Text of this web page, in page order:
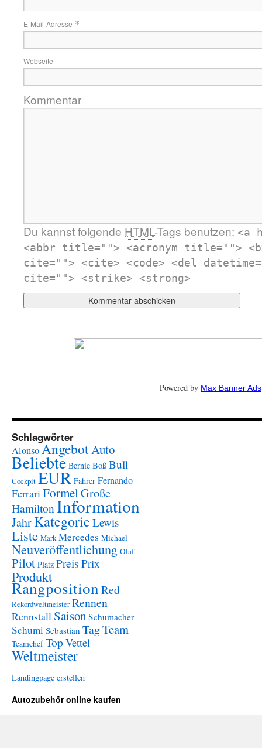
E-Mail-Adresse *
Webseite
Kommentar
Du kannst folgende HTML-Tags benutzen: <a
<abbr title=""> <acronym title="">
cite=""> <cite> <code> <del
cite=""> <strike> <strong>
Powered by Max Banner Ads
Schlagwörter
AlonsoAngebotAuto
Beliebte Bernie Boß Bull
Cockpit EUR Fahrer Fernando
FerrariFormelGroße
HamiltonInformation
JahrKategorie Lewis
Liste Mark Mercedes Michael
Neuveröffentlichung Olaf
Pilot Platz Preis Prix
Produkt
Rangposition Red
Rekordweltmeister Rennen
Rennstall Saison Schumacher
Schumi Sebastian TagTeam
Teamchef TopVettel
Weltmeister
Landingpage erstellen
Autozubehör online kaufen